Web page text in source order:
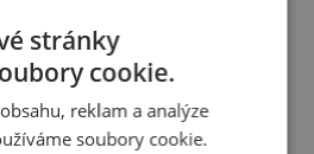
jako jsou
formátech a úpravách,
fotografií.
stránky
cookie.
reklam a analýze
soubory cookie.